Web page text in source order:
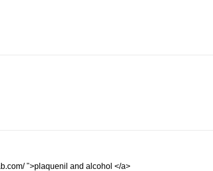
">plaquenil and alcohol </a>